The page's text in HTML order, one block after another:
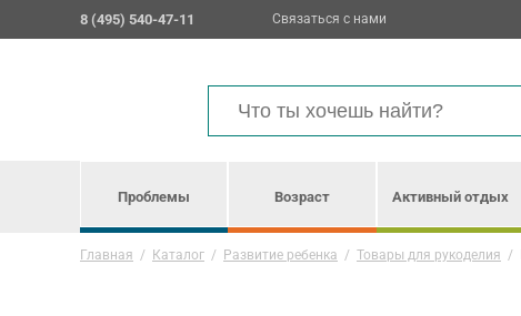
8 (495) 540-47-11 Связаться с нами
Проблемы Возраст Активный отдых
Главная / Каталог / Развитие ребенка / Товары для рукоделия /